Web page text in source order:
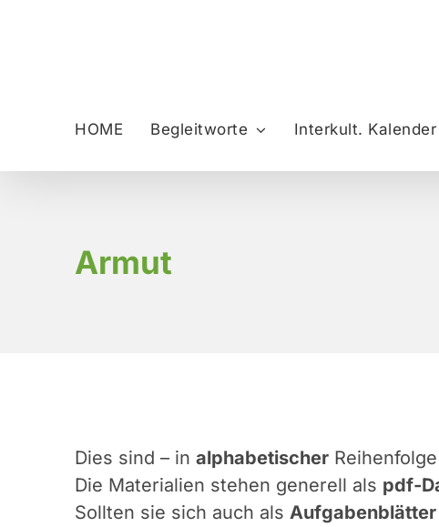
HOME Begleitworte Interkult. Kalender
Armut
Dies sind – in alphabetischer
Die Materialien stehen generell als pdf-
Sollten sie sich auch als Aufgabenblätter